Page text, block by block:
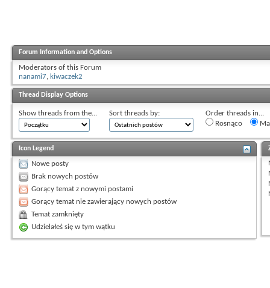
Forum Information and Options
Moderators of this Forum
nanami7, kiwaczek2
Thread Display Options
Show threads from the... Sort threads by:
Order threads in...
Rosnąco
Icon Legend
Nowe posty
Brak nowych postów
Gorący temat z nowymi postami
Gorący temat nie zawierający nowych postów
Temat zamknięty
Udzielałeś się w tym wątku